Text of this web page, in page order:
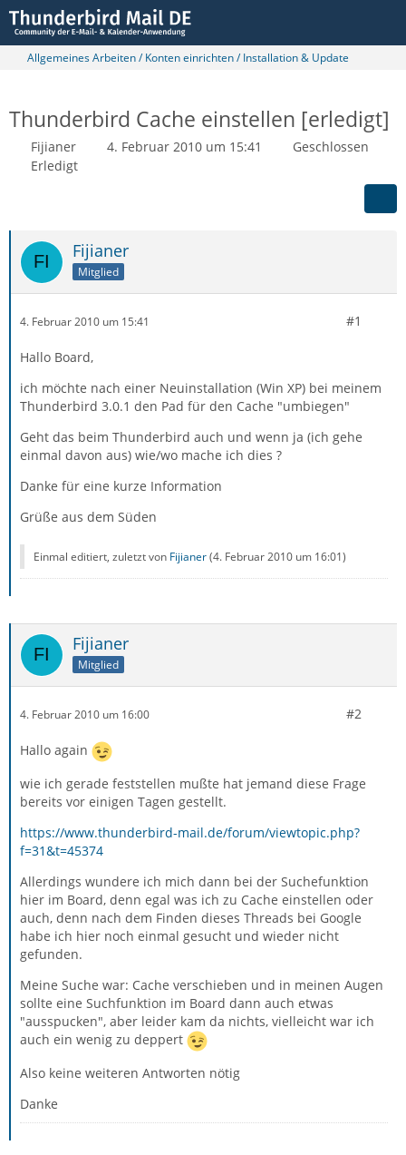
Allgemeines Arbeiten / Konten einrichten / Installation & Update
Thunderbird Cache einstellen [erledigt]
Fijianer 4. Februar 2010 um 15:41
Geschlossen
Erledigt
Fijianer
Mitglied
4. Februar 2010 um 15:41 #1
Hallo Board,
ich möchte nach einer Neuinstallation (Win XP) bei meinem
Thunderbird 3.0.1 den Pad für den Cache "umbiegen"
Geht das beim Thunderbird auch und wenn ja (ich gehe
einmal davon aus) wie/wo mache ich dies ?
Danke für eine kurze Information
Grüße aus dem Süden
Einmal editiert, zuletzt von Fijianer(4. Februar 2010 um 16:01)
Fijianer
Mitglied
4. Februar 2010 um 16:00 #2
Hallo again
wie ich gerade feststellen mußte hat jemand diese Frage
bereits vor einigen Tagen gestellt.
https://www.thunderbird-mail.de/forum/viewtopic.php?
f=31&t=45374
Allerdings wundere ich mich dann bei der Suchefunktion
hier im Board, denn egal was ich zu Cache einstellen oder
auch, denn nach dem Finden dieses Threads bei Google
habe ich hier noch einmal gesucht und wieder nicht
gefunden.
Meine Suche war: Cache verschieben und in meinen Augen
sollte eine Suchfunktion im Board dann auch etwas
"ausspucken", aber leider kam da nichts, vielleicht war ich
auch ein wenig zu deppert
Also keine weiteren Antworten nötig
Danke